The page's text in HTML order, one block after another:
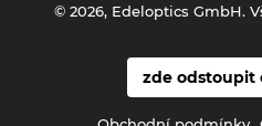
zde odstoupit
© 2026, Edeloptics GmbH.